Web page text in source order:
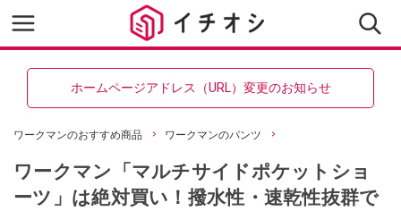
ホームページアドレス（URL）変更のお知らせ
ワークマンのおすすめ商品 ワークマンのパンツ
ワークマン「マルチサイドポケットショ
ーツ」は絶対買い！撥水性・速乾性抜群で